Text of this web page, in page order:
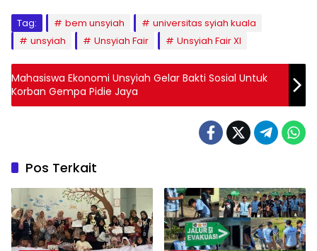
Tag: bem unsyiah
universitas syiah kuala
unsyiah
Unsyiah Fair Unsyiah Fair XI
Mahasiswa Ekonomi Unsyiah Gelar Bakti Sosial Untuk
Korban Gempa Pidie Jaya
Pos Terkait